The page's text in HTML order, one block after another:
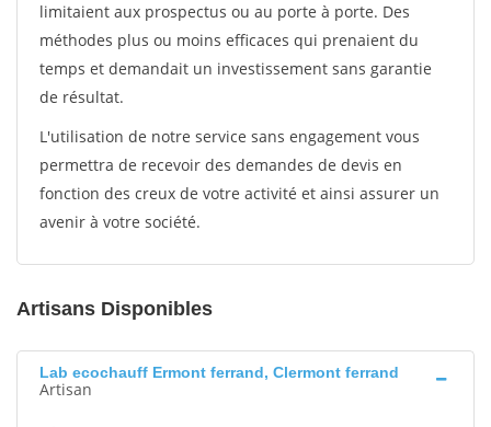
limitaient aux prospectus ou au porte à porte. Des
méthodes plus ou moins efficaces qui prenaient du
temps et demandait un investissement sans garantie
de résultat.
L'utilisation de notre service sans engagement vous
permettra de recevoir des demandes de devis en
fonction des creux de votre activité et ainsi assurer un
avenir à votre société.
Artisans Disponibles
Lab ecochauff Ermont ferrand, Clermont ferrand
Artisan